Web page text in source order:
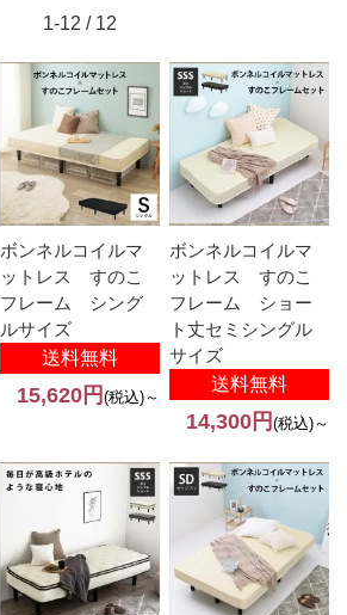
1-12 / 12
ボンネルコイルマ
ットレス すのこ
フレーム シング
送料無料
15,620円 (税込)～
ボンネルコイルマ
ットレス すのこ
フレーム ショー
ト丈セミシングル
送料無料
14,300円 (税込)～